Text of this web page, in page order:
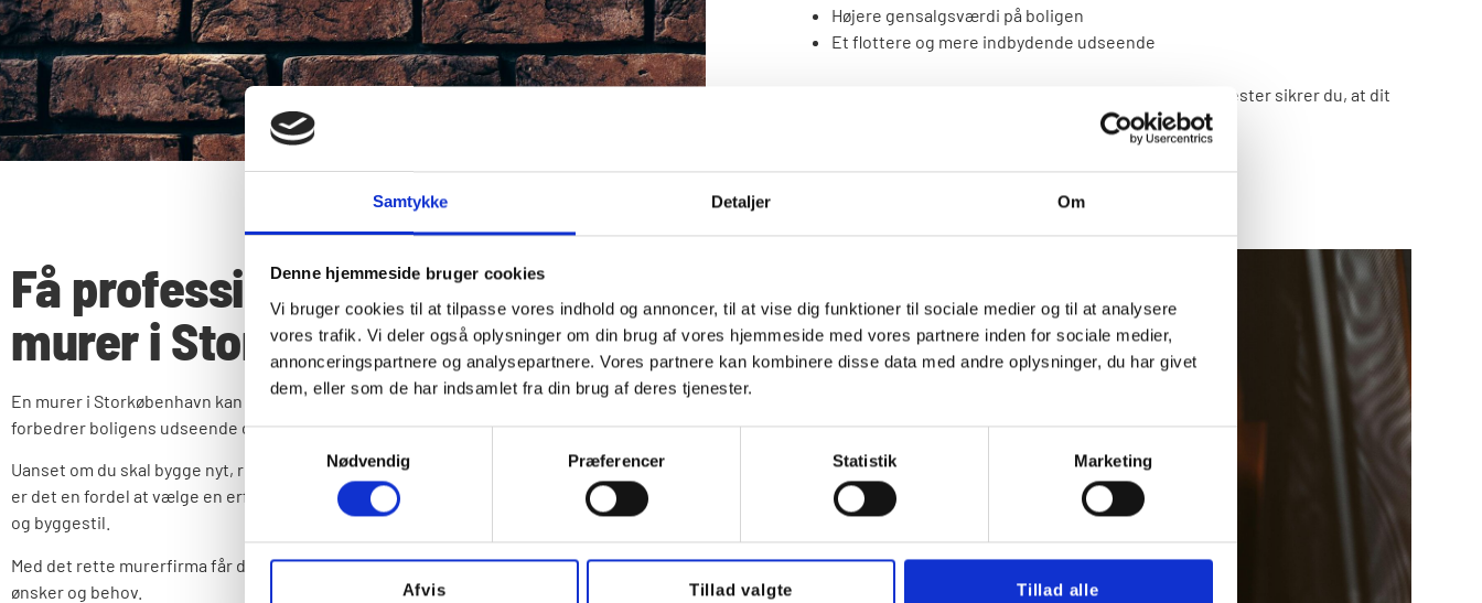
Samtykke Detaljer Om
Denne hjemmeside bruger cookies
Vi bruger cookies til at tilpasse vores indhold og annoncer, til at vise dig funktioner til sociale medier og til at analysere
vores trafik. Vi deler også oplysninger om din brug af vores hjemmeside med vores partnere inden for sociale medier,
annonceringspartnere og analysepartnere. Vores partnere kan kombinere disse data med andre oplysninger, du har givet
dem, eller som de har indsamlet fra din brug af deres tjenester.
Samtykkevalg
Nødvendig
Præferencer Statistik Marketing
Afvis Tillad valgte Tillad alle
Højere gensalgsværdi på boligen
Et flottere og mere indbydende udseende
Ved at investere i kvalitetsløsninger fra en dygtig murermester sikrer du, at dit
hjem står stærkt – både nu og i fremtiden.
Få professionel hjælp af en
murer i Storkøbenhavn
En murer i Storkøbenhavn kan hjælpe med mange forskellige opgaver, der både
forbedrer boligens udseende og funktionalitet.
Uanset om du skal bygge nyt, renovere eller blot have løst mindre reparationer,
er det en fordel at vælge en erfaren murermester, der kender til lokale forhold
og byggestil.
Med det rette murerfirma får du rådgivning og løsninger, der matcher dine
ønsker og behov.